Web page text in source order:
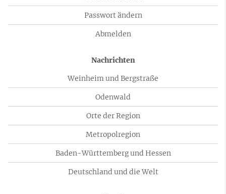
Passwort ändern
Abmelden
Nachrichten
Weinheim und Bergstraße
Odenwald
Orte der Region
Metropolregion
Baden-Württemberg und Hessen
Deutschland und die Welt